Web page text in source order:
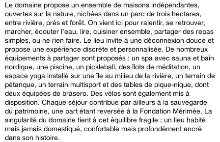
Le domaine propose un ensemble de maisons indépendantes,
ouvertes sur la nature, nichées dans un parc de trois hectares,
entre rivière, prés et forêt. On vient ici pour ralentir, se retrouver,
marcher, écouter l’eau, lire, cuisiner ensemble, partager des repas
simples, ou ne rien faire. Le lieu invite à une déconnexion douce et
propose une expérience discrète et personnalisée. De nombreux
équipements à partager sont proposés : un spa avec sauna et bain
nordique, une piscine, un pickleball, des îlots de méditation, un
espace yoga installé sur une île au milieu de la rivière, un terrain de
pétanque, un terrain multisport et des tables de pique-nique, dont
deux équipées de brasero. Des vélos sont également mis à
disposition. Chaque séjour contribue par ailleurs à la sauvegarde
du patrimoine, une part étant reversée à la Fondation Mérimée. La
singularité du domaine tient à cet équilibre fragile : un lieu habité
mais jamais domestiqué, confortable mais profondément ancré
dans son histoire.